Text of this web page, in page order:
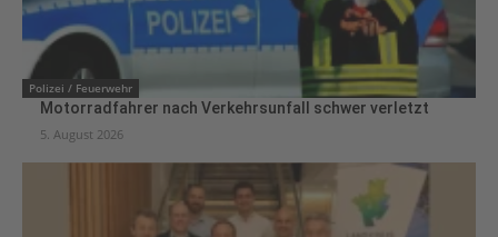
Polizei / Feuerwehr
Motorradfahrer nach Verkehrsunfall schwer verletzt
5. August 2026